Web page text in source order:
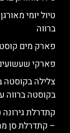
טיול יומי
ברווה
פארק מים
פארקי
צלילה בקוסטה
בקוסטה ברווה
– קתדרלת סן